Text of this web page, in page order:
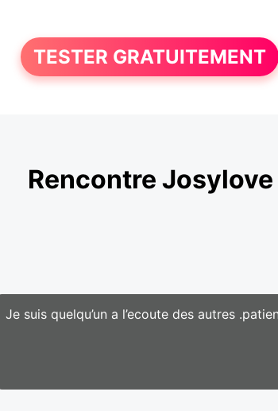
TESTER GRATUITEMENT
Rencontre Josylove
Je suis quelqu’un a l’ecoute des autres